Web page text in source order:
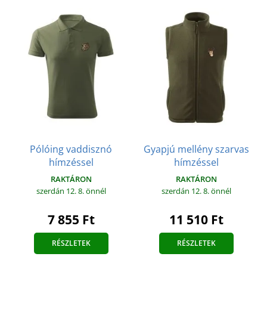
Pólóing vaddisznó
hímzéssel
RAKTÁRON
szerdán 12. 8.önnél
7 855 Ft
RÉSZLETEK
Gyapjú mellény szarvas
hímzéssel
RAKTÁRON
szerdán 12. 8.önnél
11 510 Ft
RÉSZLETEK